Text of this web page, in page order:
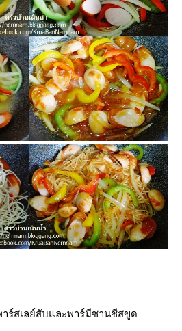
ร์สเลย์สับและพาร์มีซานชีสขูด